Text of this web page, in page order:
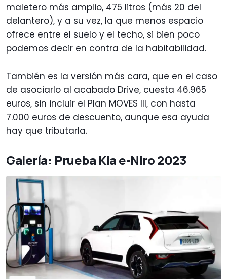
maletero más amplio, 475 litros (más 20 del
delantero), y a su vez, la que menos espacio
ofrece entre el suelo y el techo, si bien poco
podemos decir en contra de la habitabilidad.
También es la versión más cara, que en el caso
de asociarlo al acabado Drive, cuesta 46.965
euros, sin incluir el Plan MOVES III, con hasta
7.000 euros de descuento, aunque esa ayuda
hay que tributarla.
Galería: Prueba Kia e-Niro 2023